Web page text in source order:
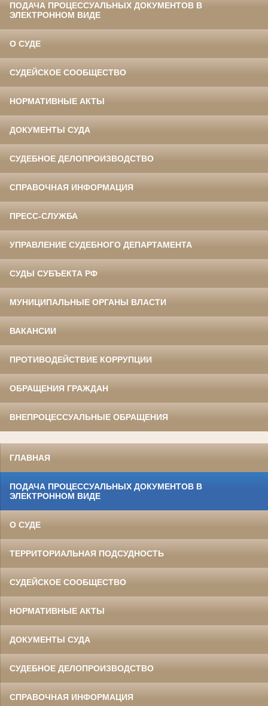
ПОДАЧА ПРОЦЕССУАЛЬНЫХ ДОКУМЕНТОВ В
ЭЛЕКТРОННОМ ВИДЕ
О СУДЕ
СУДЕЙСКОЕ СООБЩЕСТВО
НОРМАТИВНЫЕ АКТЫ
ДОКУМЕНТЫ СУДА
СУДЕБНОЕ ДЕЛОПРОИЗВОДСТВО
СПРАВОЧНАЯ ИНФОРМАЦИЯ
ПРЕСС-СЛУЖБА
УПРАВЛЕНИЕ СУДЕБНОГО ДЕПАРТАМЕНТА
СУДЫ СУБЪЕКТА РФ
МУНИЦИПАЛЬНЫЕ ОРГАНЫ ВЛАСТИ
ВАКАНСИИ
ПРОТИВОДЕЙСТВИЕ КОРРУПЦИИ
ОБРАЩЕНИЯ ГРАЖДАН
ВНЕПРОЦЕССУАЛЬНЫЕ ОБРАЩЕНИЯ
ГЛАВНАЯ
ПОДАЧА ПРОЦЕССУАЛЬНЫХ ДОКУМЕНТОВ В
ЭЛЕКТРОННОМ ВИДЕ
О СУДЕ
ТЕРРИТОРИАЛЬНАЯ ПОДСУДНОСТЬ
СУДЕЙСКОЕ СООБЩЕСТВО
НОРМАТИВНЫЕ АКТЫ
ДОКУМЕНТЫ СУДА
СУДЕБНОЕ ДЕЛОПРОИЗВОДСТВО
СПРАВОЧНАЯ ИНФОРМАЦИЯ